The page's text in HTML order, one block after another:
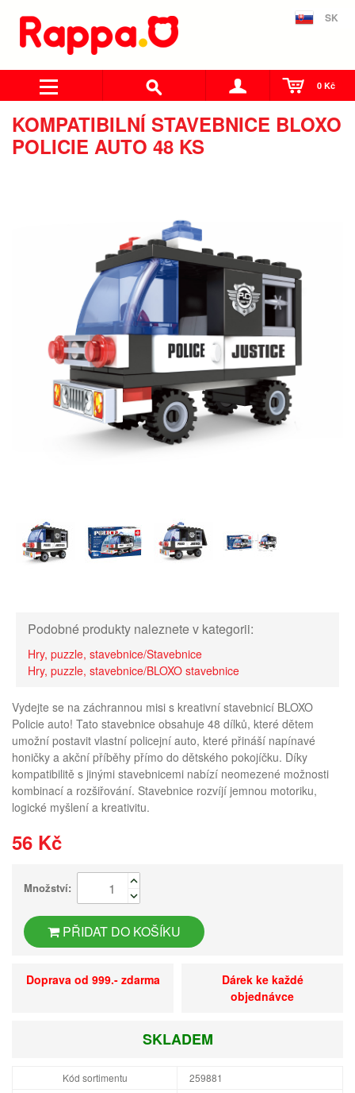
SK
0 Kč
KOMPATIBILNÍ STAVEBNICE BLOXO
POLICIE AUTO 48 KS
Podobné produkty naleznete v kategorii:
Hry, puzzle, stavebnice/Stavebnice
Hry, puzzle, stavebnice/BLOXO stavebnice
Vydejte se na záchrannou misi s kreativní stavebnicí BLOXO
Policie auto! Tato stavebnice obsahuje 48 dílků, které dětem
umožní postavit vlastní policejní auto, které přináší napínavé
honičky a akční příběhy přímo do dětského pokojíčku. Díky
kompatibilitě s jinými stavebnicemi nabízí neomezené možnosti
kombinací a rozšiřování. Stavebnice rozvíjí jemnou motoriku,
logické myšlení a kreativitu.
56 Kč
Množství:
PŘIDAT DO KOŠÍKU
Doprava od 999.- zdarma
Dárek ke každé
objednávce
SKLADEM
Kód sortimentu
259881